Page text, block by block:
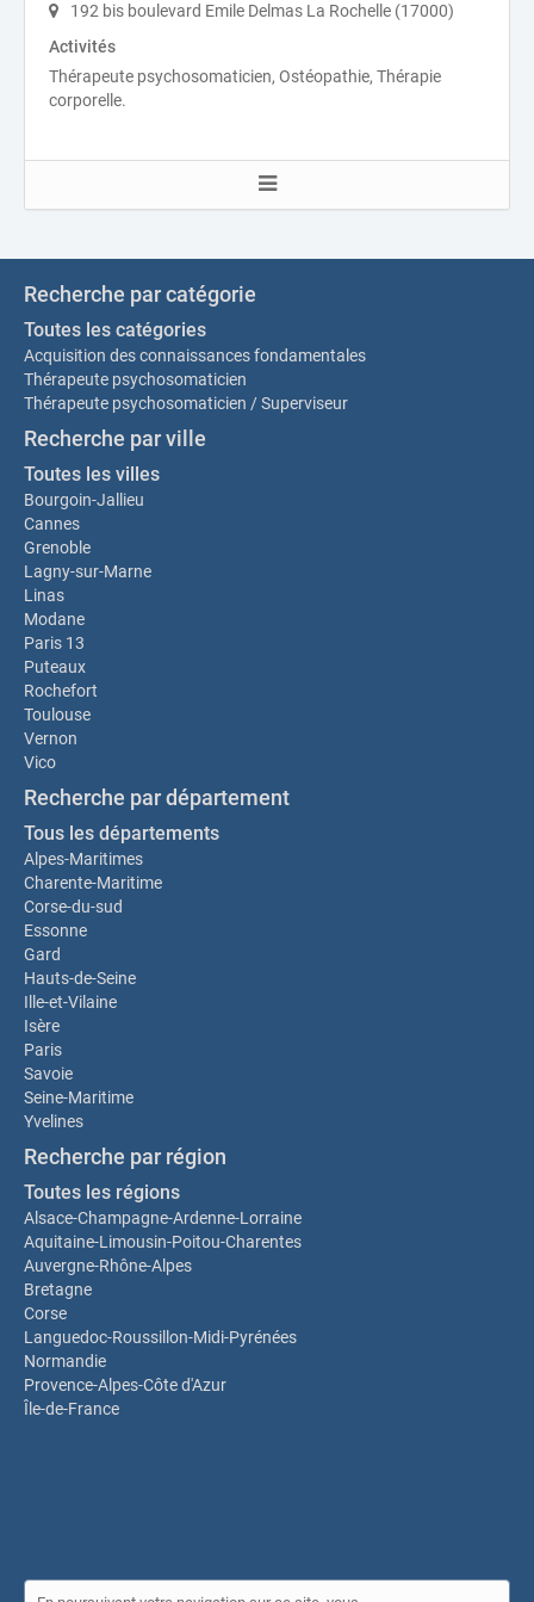
192 bis boulevard Emile Delmas La Rochelle (17000)
Activités
Thérapeute psychosomaticien, Ostéopathie, Thérapie
corporelle.
Recherche par catégorie
Toutes les catégories
Acquisition des connaissances fondamentales
Thérapeute psychosomaticien
Thérapeute psychosomaticien / Superviseur
Recherche par ville
Toutes les villes
Bourgoin-Jallieu
Cannes
Grenoble
Lagny-sur-Marne
Linas
Modane
Paris 13
Puteaux
Rochefort
Toulouse
Vernon
Vico
Recherche par département
Tous les départements
Alpes-Maritimes
Charente-Maritime
Corse-du-sud
Essonne
Gard
Hauts-de-Seine
Ille-et-Vilaine
Isère
Paris
Savoie
Seine-Maritime
Yvelines
Recherche par région
Toutes les régions
Alsace-Champagne-Ardenne-Lorraine
Aquitaine-Limousin-Poitou-Charentes
Auvergne-Rhône-Alpes
Bretagne
Corse
Languedoc-Roussillon-Midi-Pyrénées
Normandie
Provence-Alpes-Côte d'Azur
Île-de-France